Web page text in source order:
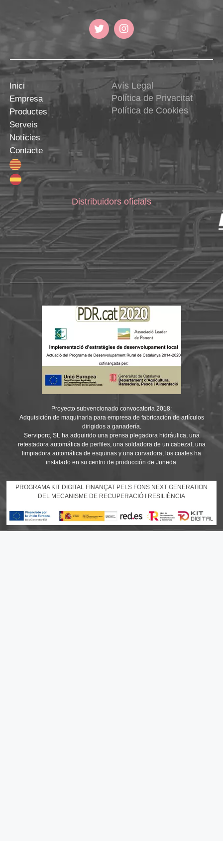
Inici
Empresa
Productes
Serveis
Notícies
Contacte
Avís Legal
Política de Privacitat
Política de Cookies
Distribuidors oficials
Proyecto subvencionado convocatoria 2018:
Adquisición de maquinaria para empresa de fabricación de artículos
dirigidos a ganadería.
Serviporc, SL ha adquirido una prensa plegadora hidráulica, una
retestadora automática de perfiles, una soldadora de un cabezal, una
limpiadora automática de esquinas y una curvadora, los cuales ha
instalado en su centro de producción de Juneda.
PROGRAMA KIT DIGITAL FINANÇAT PELS FONS NEXT GENERATION
DEL MECANISME DE RECUPERACIÓ I RESILIÈNCIA